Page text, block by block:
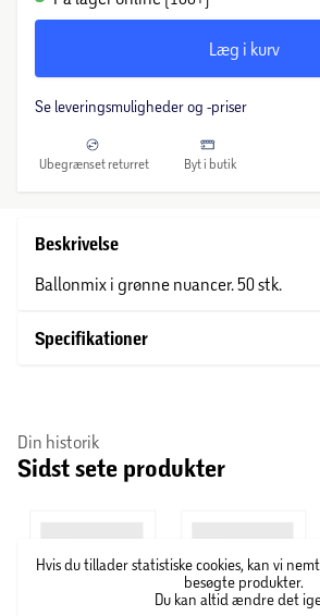
Læg i kurv
Se leveringsmuligheder og -priser
Ubegrænset returret Byt i butik
Beskrivelse
Ballonmix i grønne nuancer. 50 stk.
Specifikationer
Din historik
Sidst sete produkter
Hvis du tillader statistiske cookies, kan vi
besøgte produkter.
Du kan altid ændre det